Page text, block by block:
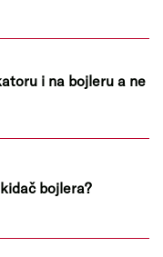
i na bojleru a ne
bojlera?